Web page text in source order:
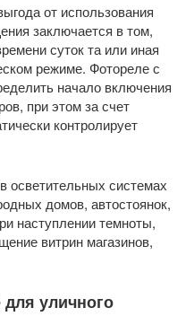
от использования
заключается в том,
суток та или иная
режиме. Фотореле с
начало включения
при этом за счет
контролирует
осветительных системах
домов, автостоянок,
наступлении темноты,
витрин магазинов,
уличного